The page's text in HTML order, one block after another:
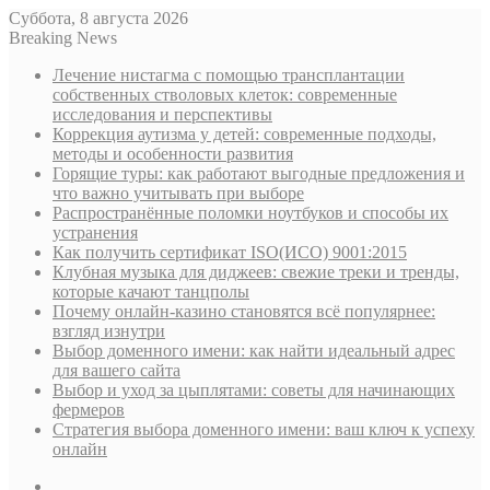
Суббота, 8 августа 2026
Breaking News
Лечение нистагма с помощью трансплантации
собственных стволовых клеток: современные
исследования и перспективы
Коррекция аутизма у детей: современные подходы,
методы и особенности развития
Горящие туры: как работают выгодные предложения и
что важно учитывать при выборе
Распространённые поломки ноутбуков и способы их
устранения
Как получить сертификат ISO(ИСО) 9001:2015
Клубная музыка для диджеев: свежие треки и тренды,
которые качают танцполы
Почему онлайн-казино становятся всё популярнее:
взгляд изнутри
Выбор доменного имени: как найти идеальный адрес
для вашего сайта
Выбор и уход за цыплятами: советы для начинающих
фермеров
Стратегия выбора доменного имени: ваш ключ к успеху
онлайн